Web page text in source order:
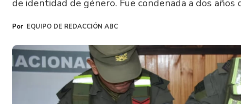
de identidad de género. Fue condenada a dos años
EQUIPO DE REDACCIÓN ABC